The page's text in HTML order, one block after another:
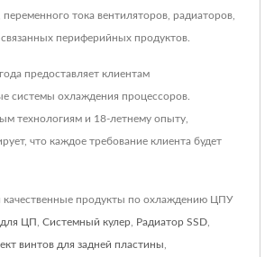
переменного тока вентиляторов, радиаторов,
периферийных продуктов.
предоставляет клиентам
системы охлаждения процессоров.
технологиям и 18-летнему опыту,
что каждое требование клиента будет
качественные продукты по охлаждению ЦПУ
для ЦП Системный кулер Радиатор SSD
винтов для задней пластины